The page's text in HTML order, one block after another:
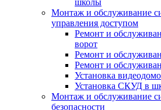
школы
Монтаж и обслуживание
управления доступом
Ремонт и
ворот
Ремонт и
Ремонт и
Установка
Установка СКУД в
Монтаж и обслуживание
безопасности